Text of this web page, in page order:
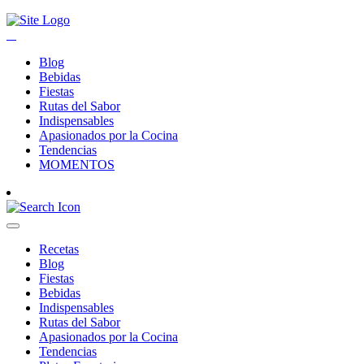
Blog
Bebidas
Fiestas
Rutas del Sabor
Indispensables
Apasionados por la Cocina
Tendencias
MOMENTOS
Recetas
Blog
Fiestas
Bebidas
Indispensables
Rutas del Sabor
Apasionados por la Cocina
Tendencias